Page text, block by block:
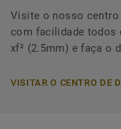
Visite o nosso centro
com facilidade todos
xf² (2.5mm) e faça o
VISITAR O CENTRO DE